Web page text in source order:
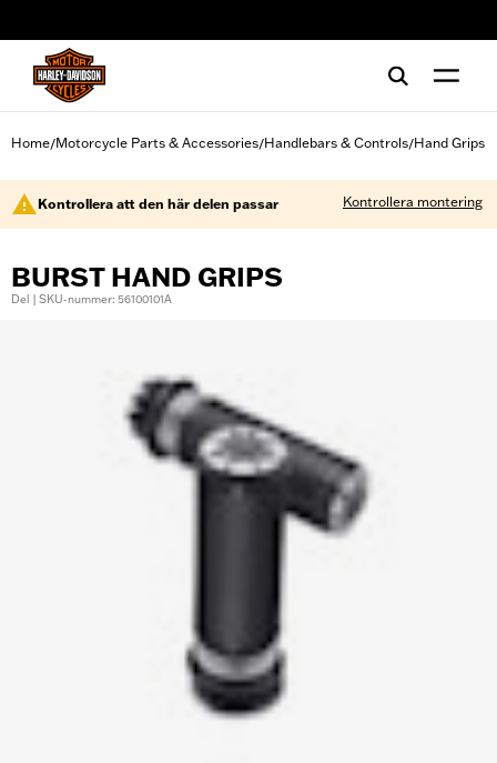
Home/Motorcycle Parts & Accessories/Handlebars & Controls/Hand Grips
Kontrollera att den här delen passar Kontrollera montering
BURST HAND GRIPS
Del | SKU-nummer: 56100101A